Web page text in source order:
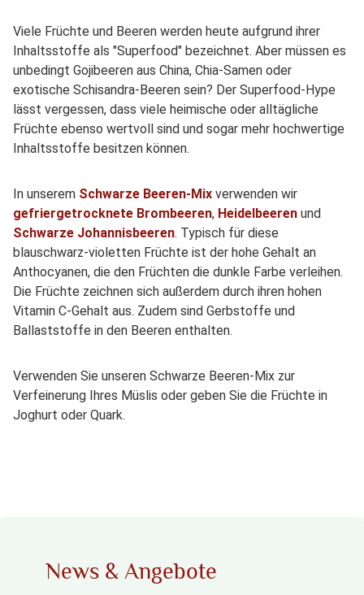
Viele Früchte und Beeren werden heute aufgrund ihrer
Inhaltsstoffe als "Superfood" bezeichnet. Aber müssen es
unbedingt Gojibeeren aus China, Chia-Samen oder
exotische Schisandra-Beeren sein? Der Superfood-Hype
lässt vergessen, dass viele heimische oder alltägliche
Früchte ebenso wertvoll sind und sogar mehr hochwertige
Inhaltsstoffe besitzen können.
In unserem Schwarze Beeren-Mix verwenden wir
gefriergetrocknete Brombeeren, Heidelbeeren und
Schwarze Johannisbeeren. Typisch für diese
blauschwarz-violetten Früchte ist der hohe Gehalt an
Anthocyanen, die den Früchten die dunkle Farbe verleihen.
Die Früchte zeichnen sich außerdem durch ihren hohen
Vitamin C-Gehalt aus. Zudem sind Gerbstoffe und
Ballaststoffe in den Beeren enthalten.
Verwenden Sie unseren Schwarze Beeren-Mix zur
Verfeinerung Ihres Müslis oder geben Sie die Früchte in
Joghurt oder Quark.
News & Angebote